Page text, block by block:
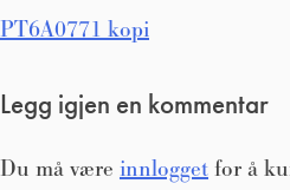
Innleggsnavigasjon
PT6A0771 kopi
Legg igjen en kommentar
Du må være innlogget for å